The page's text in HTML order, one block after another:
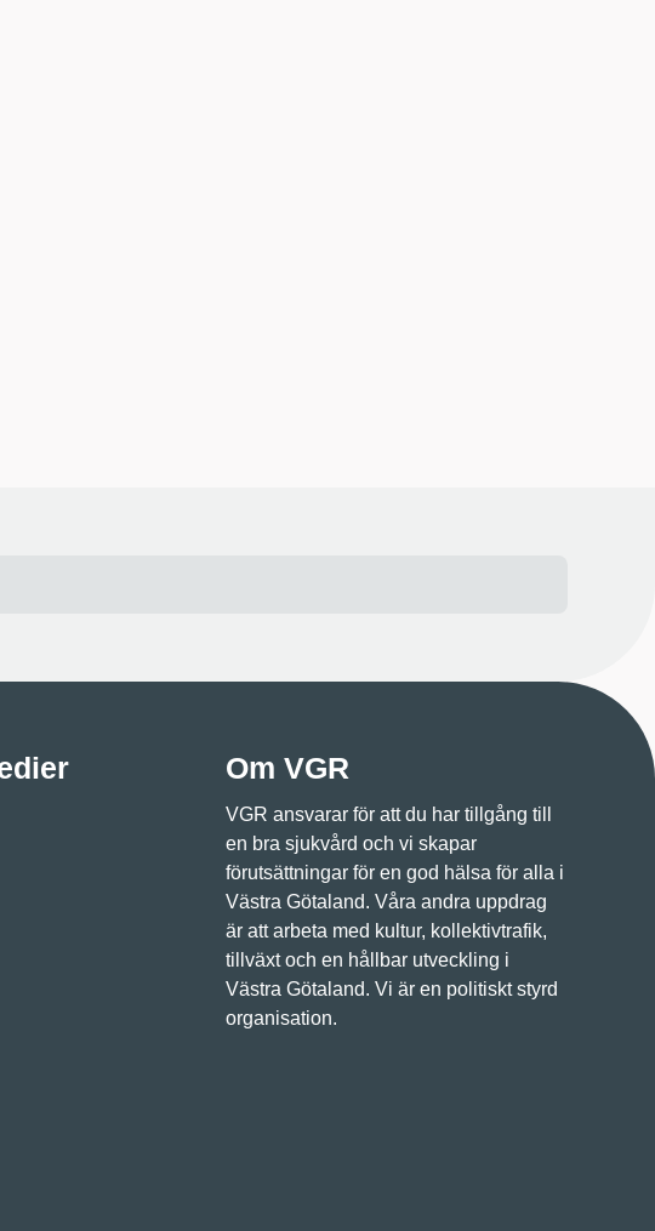
Om VGR
VGR ansvarar för att du har tillgång till
en bra sjukvård och vi skapar
förutsättningar för en god hälsa för alla i
Västra Götaland. Våra andra uppdrag
är att arbeta med kultur, kollektivtrafik,
tillväxt och en hållbar utveckling i
Västra Götaland. Vi är en politiskt styrd
organisation.